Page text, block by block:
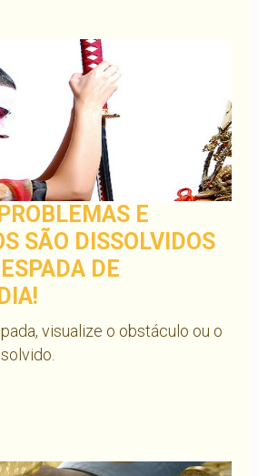
E
SÃO DISSOLVIDOS
DE
visualize o obstáculo ou o